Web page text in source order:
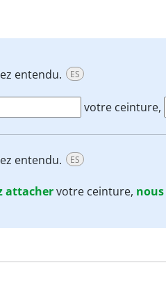
entendu. ES
votre ceinture,
entendu. ES
attachervotre ceinture, nous